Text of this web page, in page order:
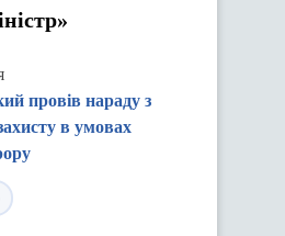
провів нараду з
в умовах